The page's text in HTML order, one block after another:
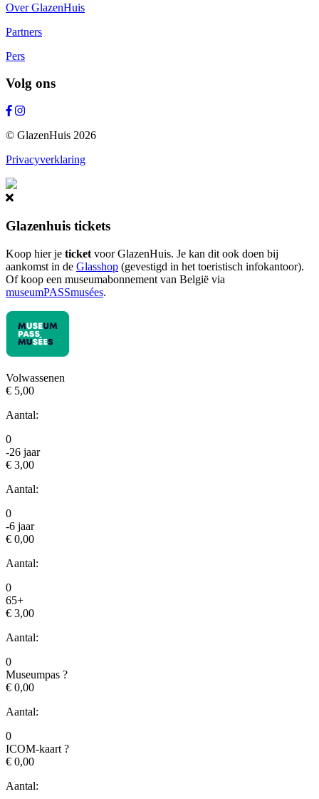
Over GlazenHuis
Partners
Pers
Volg ons
© GlazenHuis 2026
Privacyverklaring
Glazenhuis tickets
Koop hier je ticket voor GlazenHuis. Je kan dit ook doen bij
aankomst in de Glasshop (gevestigd in het toeristisch infokantoor).
Of koop een museumabonnement van België via
museumPASSmusées.
Volwassenen
€ 5,00
Aantal:
0
-26 jaar
€ 3,00
Aantal:
0
-6 jaar
€ 0,00
Aantal:
0
65+
€ 3,00
Aantal:
0
Museumpas ?
€ 0,00
Aantal:
0
ICOM-kaart ?
€ 0,00
Aantal: